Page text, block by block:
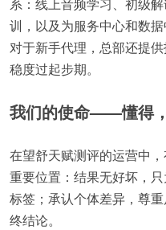
训，以及为服务中心和数
对于新手代理，总部还提
稳度过起步期。
我们的使命——懂得
在望舒天赋测评的运营中
重要位置：结果无好坏，
标签；承认个体差异，尊
终结论。